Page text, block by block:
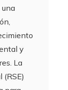
una
y
La